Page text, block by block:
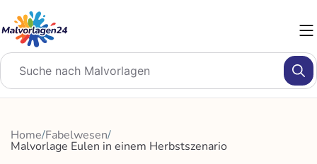
Inhalt
springen
Home/Fabelwesen/
Malvorlage Eulen in einem Herbstszenario